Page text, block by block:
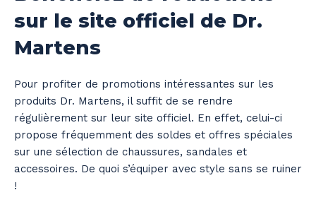
sur le site officiel de Dr.
Martens
Pour profiter de promotions intéressantes sur les
produits Dr. Martens, il suffit de se rendre
régulièrement sur leur site officiel. En effet, celui-ci
propose fréquemment des soldes et offres spéciales
sur une sélection de chaussures, sandales et
accessoires. De quoi s’équiper avec style sans se ruiner
!